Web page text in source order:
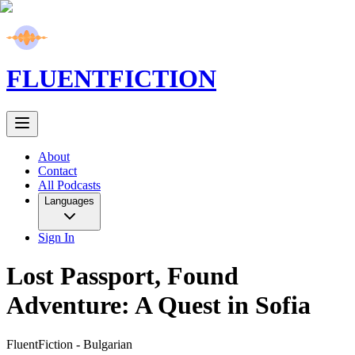
FLUENTFICTION
About
Contact
All Podcasts
Languages
Sign In
Lost Passport, Found
Adventure: A Quest in Sofia
FluentFiction - Bulgarian